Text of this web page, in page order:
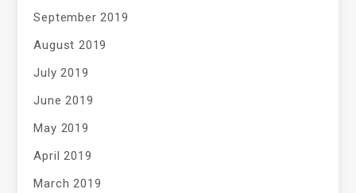
September 2019
August 2019
July 2019
June 2019
May 2019
April 2019
March 2019